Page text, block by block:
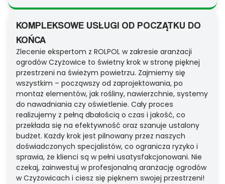
KOMPLEKSOWE USŁUGI OD POCZĄTKU DO
KOŃCA
Zlecenie ekspertom z ROLPOL w zakresie aranżacji
ogrodów Czyżowice to świetny krok w stronę pięknej
przestrzeni na świeżym powietrzu. Zajmiemy się
wszystkim – począwszy od zaprojektowania, po
montaż elementów, jak rośliny, nawierzchnie, systemy
do nawadniania czy oświetlenie. Cały proces
realizujemy z pełną dbałością o czas i jakość, co
przekłada się na efektywność oraz szanuje ustalony
budżet. Każdy krok jest pilnowany przez naszych
doświadczonych specjalistów, co ogranicza ryzyko i
sprawia, że klienci są w pełni usatysfakcjonowani. Nie
czekaj, zainwestuj w profesjonalną aranżację ogrodów
w Czyżowicach i ciesz się pięknem swojej przestrzeni!